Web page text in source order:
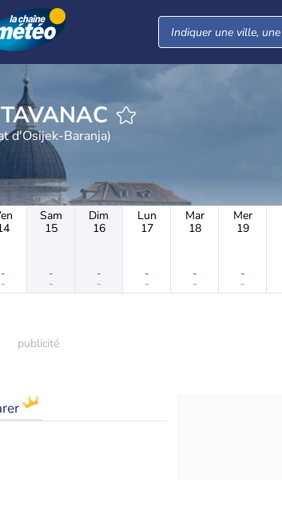
METEO TAVANAC
d'Osijek-Baranja)
-
-
Sam
15
-
-
Dim
16
-
-
Lun
17
-
-
Mar
18
-
-
Mer
19
-
-